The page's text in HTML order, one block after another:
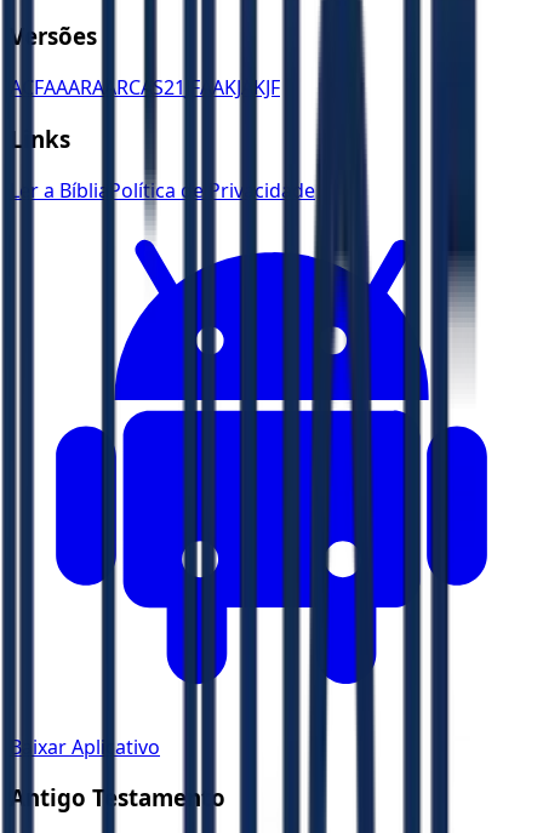
Versões
ACFAAARA ARCAS21 JFAAKJA KJF
Links
Ler a Bíblia Política de Privacidade
Baixar Aplicativo
Antigo Testamento